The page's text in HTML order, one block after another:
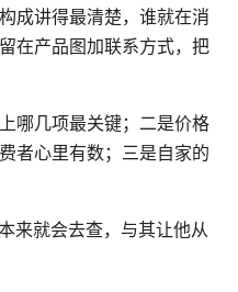
成讲得最清楚，谁就在消
在产品图加联系方式，把
哪几项最关键；二是价格
者心里有数；三是自家的
来就会去查，与其让他从